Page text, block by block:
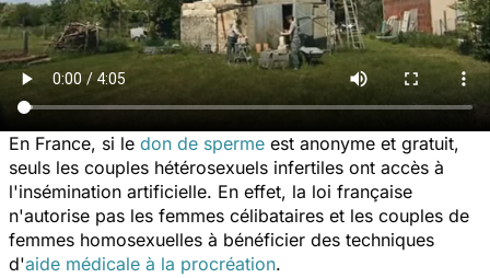
En France, si le don de sperme est anonyme et gratuit,
seuls les couples hétérosexuels infertiles ont accès à
l'insémination artificielle. En effet, la loi française
n'autorise pas les femmes célibataires et les couples de
femmes homosexuelles à bénéficier des techniques
d'aide médicale à la procréation.